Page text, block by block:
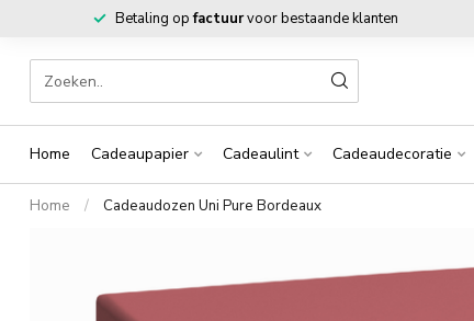
Betaling opfactuurvoor bestaande klanten
Home Cadeaupapier Cadeaulint Cadeaudecoratie
Home / Cadeaudozen Uni Pure Bordeaux